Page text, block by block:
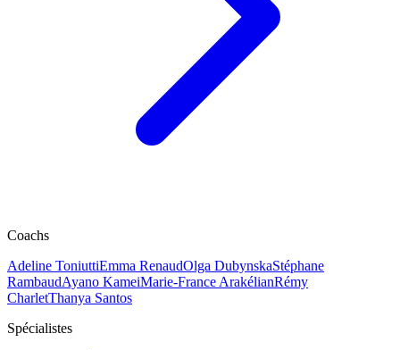
Coachs
Adeline ToniuttiEmma RenaudOlga DubynskaStéphane
RambaudAyano KameiMarie-France ArakélianRémy
CharletThanya Santos
Spécialistes